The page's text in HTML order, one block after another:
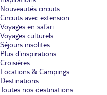
Nouveautés circuits
Circuits avec extension
Voyages en safari
Voyages culturels
Séjours insolites
Plus d'inspirations
Croisières
Locations & Campings
Destinations
Toutes nos destinations